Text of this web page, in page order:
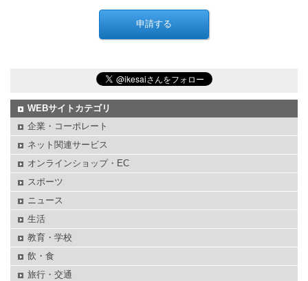
WEBサイトカテゴリ
企業・コーポレート
ネット関連サービス
オンラインショップ・EC
スポーツ
ニュース
生活
教育・学校
飲・食
旅行・交通